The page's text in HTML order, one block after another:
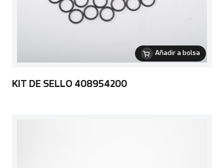
Añadir a bolsa
KIT DE SELLO 408954200